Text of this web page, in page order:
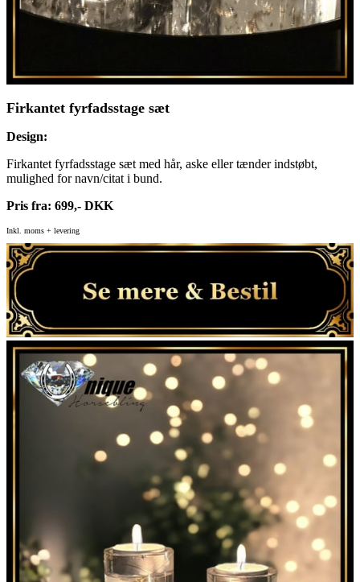
Firkantet fyrfadsstage sæt
Design:
Firkantet fyrfadsstage sæt med hår, aske eller tænder indstøbt,
mulighed for navn/citat i bund.
Pris fra: 699,- DKK
Inkl. moms + levering